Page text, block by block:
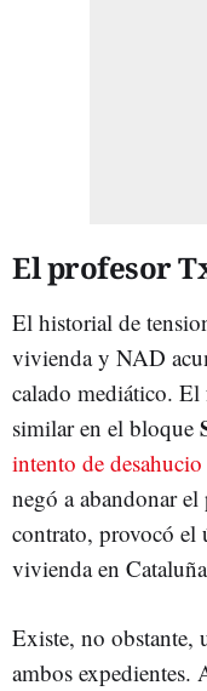
El profesor
El historial de
vivienda y NAD
calado mediático.
similar en el bloque
intento de
negó a abandonar
contrato, provocó
vivienda en
Existe, no obstante,
ambos expedientes.